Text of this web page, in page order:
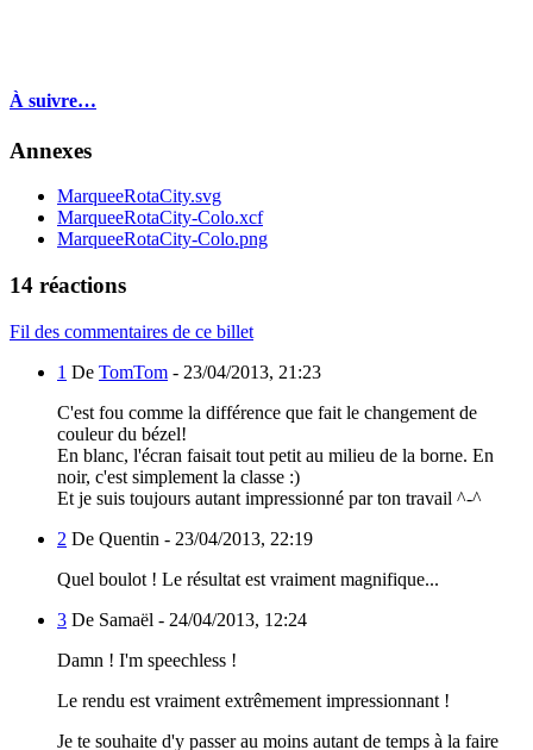
À suivre…
Annexes
MarqueeRotaCity.svg
MarqueeRotaCity-Colo.xcf
MarqueeRotaCity-Colo.png
14 réactions
Fil des commentaires de ce billet
1 De TomTom - 23/04/2013, 21:23
C'est fou comme la différence que fait le changement de
couleur du bézel!
En blanc, l'écran faisait tout petit au milieu de la borne. En
noir, c'est simplement la classe :)
Et je suis toujours autant impressionné par ton travail ^-^
2 De Quentin - 23/04/2013, 22:19
Quel boulot ! Le résultat est vraiment magnifique...
3 De Samaël - 24/04/2013, 12:24
Damn ! I'm speechless !
Le rendu est vraiment extrêmement impressionnant !
Je te souhaite d'y passer au moins autant de temps à la faire